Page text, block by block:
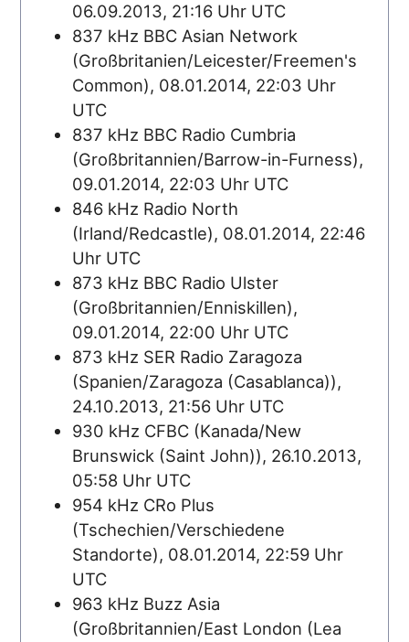
06.09.2013, 21:16 Uhr UTC
837 kHz BBC Asian Network
(Großbritanien/Leicester/Freemen's
Common), 08.01.2014, 22:03 Uhr
UTC
837 kHz BBC Radio Cumbria
(Großbritannien/Barrow-in-Furness),
09.01.2014, 22:03 Uhr UTC
846 kHz Radio North
(Irland/Redcastle), 08.01.2014, 22:46
Uhr UTC
873 kHz BBC Radio Ulster
(Großbritannien/Enniskillen),
09.01.2014, 22:00 Uhr UTC
873 kHz SER Radio Zaragoza
(Spanien/Zaragoza (Casablanca)),
24.10.2013, 21:56 Uhr UTC
930 kHz CFBC (Kanada/New
Brunswick (Saint John)), 26.10.2013,
05:58 Uhr UTC
954 kHz CRo Plus
(Tschechien/Verschiedene
Standorte), 08.01.2014, 22:59 Uhr
UTC
963 kHz Buzz Asia
(Großbritannien/East London (Lea